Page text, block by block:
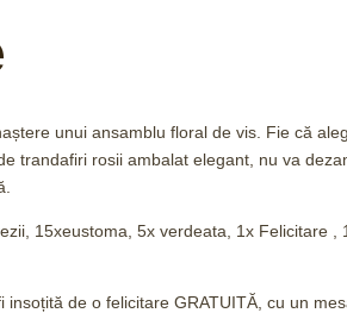
unui ansamblu floral de vis. Fie că
trandafiri rosii ambalat elegant, nu va
15xeustoma, 5x verdeata, 1x Felicitare ,
insoțită de o felicitare GRATUITĂ, cu un